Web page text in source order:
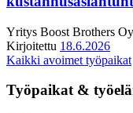
Yritys Boost Brothers Oy
Kirjoitettu 18.6.2026
Kaikki avoimet työpaikat
Työpaikat &